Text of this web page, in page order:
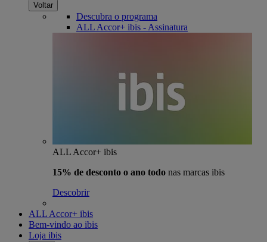
Voltar
Descubra o programa
ALL Accor+ ibis - Assinatura
ALL Accor+ ibis
15% de desconto o ano todo nas marcas ibis
Descobrir
ALL Accor+ ibis
Bem-vindo ao ibis
Loja ibis